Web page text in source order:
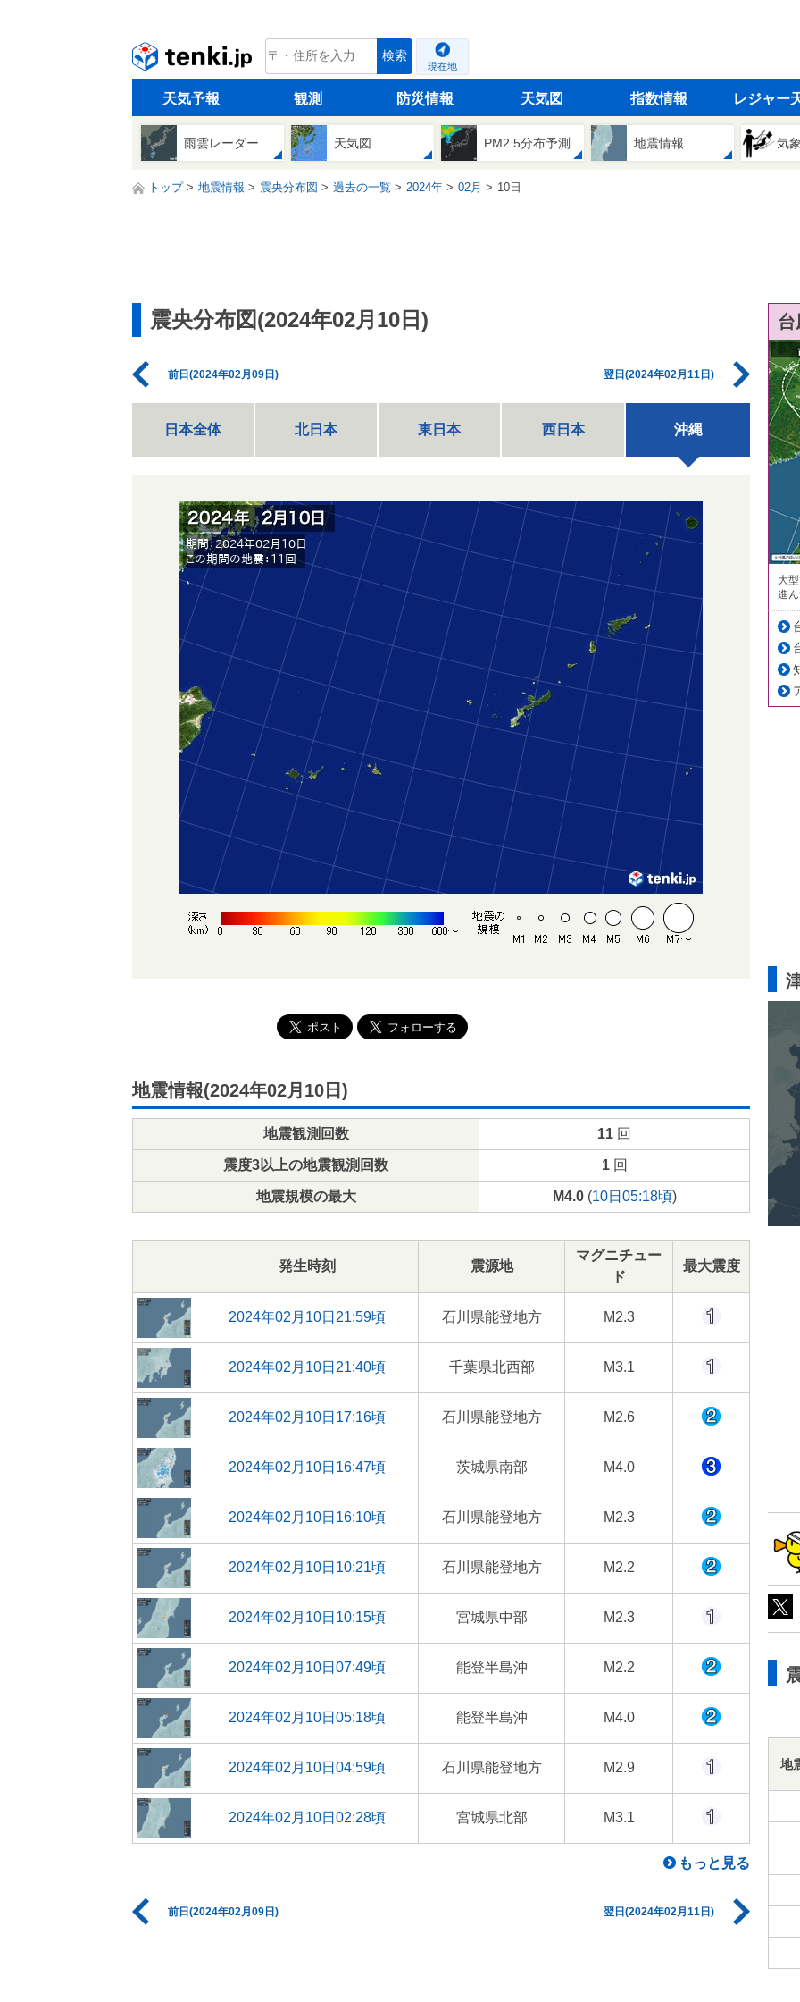
tenki.jp 検索
現在地
天気予報 観測 防災情報 天気図 指数情報 レジャー
雨雲レーダー 天気図 PM2.5分布予測 地震情報 気
トップ 地震情報 震央分布図 過去の一覧 2024年 02月 10日
震央分布図(2024年02月10日)
前日(2024年02月09日) 翌日(2024年02月11日)
日本全体 北日本 東日本 西日本 沖縄
地震情報(2024年02月10日)
地震観測回数 11 回
震度3以上の地震観測回数 1回
地震規模の最大 M4.0(10日05:18頃)
発生時刻 震源地
マグニチュー
ド
最大震度
2024年02月10日21:59頃 石川県能登地方 M2.3
2024年02月10日21:40頃 千葉県北西部 M3.1
2024年02月10日17:16頃 石川県能登地方 M2.6
2024年02月10日16:47頃 茨城県南部 M4.0
2024年02月10日16:10頃 石川県能登地方 M2.3
2024年02月10日10:21頃 石川県能登地方 M2.2
2024年02月10日10:15頃 宮城県中部 M2.3
2024年02月10日07:49頃 能登半島沖 M2.2
2024年02月10日05:18頃 能登半島沖 M4.0
2024年02月10日04:59頃 石川県能登地方 M2.9
2024年02月10日02:28頃 宮城県北部 M3.1
もっと見る
前日(2024年02月09日) 翌日(2024年02月11日)
大
進
地